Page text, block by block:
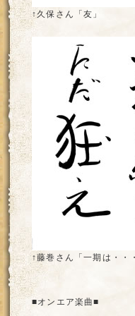
↑久保さん「友」
↑藤巻さん「一期は・・
■オンエア楽曲■